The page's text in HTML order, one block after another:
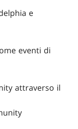
e
eventi di
attraverso il